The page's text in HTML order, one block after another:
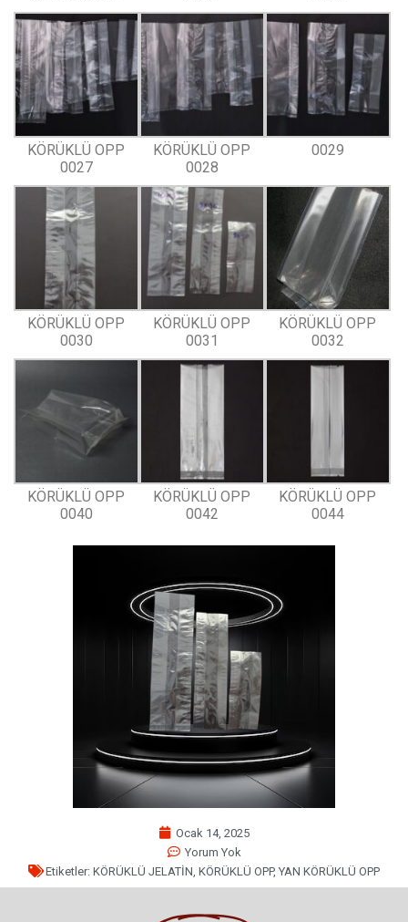
KÖRÜKLÜ OPP
0027
KÖRÜKLÜ OPP
0028
0029
KÖRÜKLÜ OPP
0030
KÖRÜKLÜ OPP
0031
KÖRÜKLÜ OPP
0032
KÖRÜKLÜ OPP
0040
KÖRÜKLÜ OPP
0042
KÖRÜKLÜ OPP
0044
Ocak 14, 2025
Yorum Yok
Etiketler: KÖRÜKLÜ JELATİN KÖRÜKLÜ OPP, YAN KÖRÜKLÜ OPP